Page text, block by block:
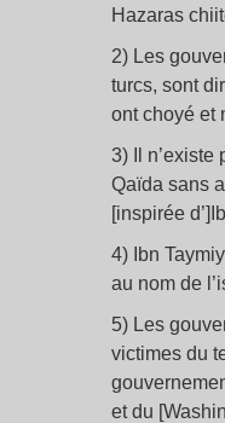
Hazaras
2) Les
turcs, sont
ont choyé et
3) Il n’existe
Qaïda sans
[inspirée
4) Ibn
au nom de
5) Les
victimes du
et du